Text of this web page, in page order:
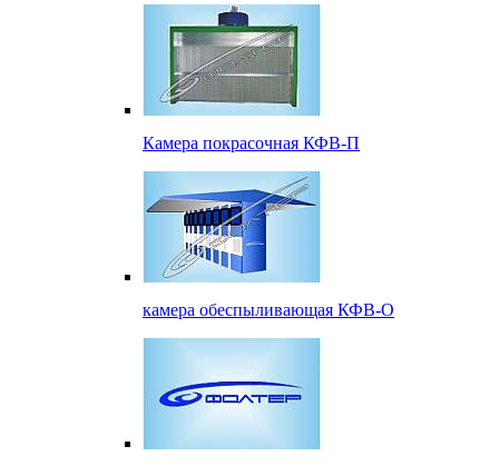
Камера покрасочная КФВ-П
камера обеспыливающая КФВ-О